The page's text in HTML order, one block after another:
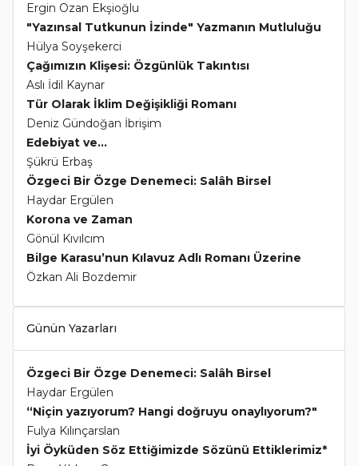
Ergin Ozan Ekşioğlu
"Yazınsal Tutkunun İzinde" Yazmanın Mutluluğu
Hülya Soyşekerci
Çağımızın Klişesi: Özgünlük Takıntısı
Aslı İdil Kaynar
Tür Olarak İklim Değişikliği Romanı
Deniz Gündoğan İbrişim
Edebiyat ve...
Şükrü Erbaş
Özgeci Bir Özge Denemeci: Salâh Birsel
Haydar Ergülen
Korona ve Zaman
Gönül Kıvılcım
Bilge Karasu’nun Kılavuz Adlı Romanı Üzerine
Özkan Ali Bozdemir
Günün Yazarları
Özgeci Bir Özge Denemeci: Salâh Birsel
Haydar Ergülen
“Niçin yazıyorum? Hangi doğruyu onaylıyorum?"
Fulya Kılınçarslan
İyi Öyküden Söz Ettiğimizde Sözünü Ettiklerimiz*